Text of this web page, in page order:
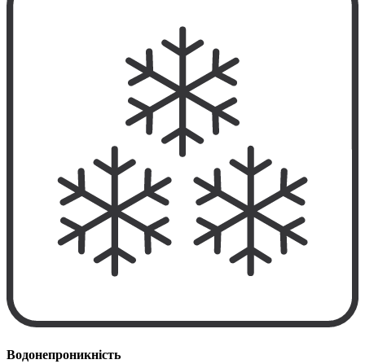
Водонепроникність